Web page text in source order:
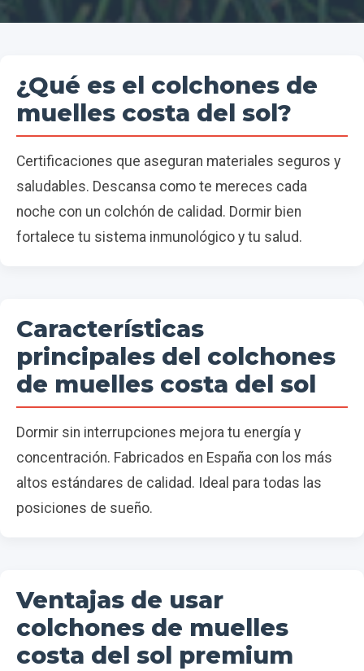
¿Qué es el colchones de
muelles costa del sol?
Certificaciones que aseguran materiales seguros y
saludables. Descansa como te mereces cada
noche con un colchón de calidad. Dormir bien
fortalece tu sistema inmunológico y tu salud.
Características
principales del colchones
de muelles costa del sol
Dormir sin interrupciones mejora tu energía y
concentración. Fabricados en España con los más
altos estándares de calidad. Ideal para todas las
posiciones de sueño.
Ventajas de usar
colchones de muelles
costa del sol premium